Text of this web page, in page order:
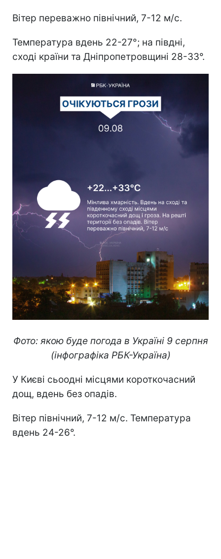
Вітер переважно північний, 7-12 м/с.
Температура вдень 22-27°; на півдні,
сході країни та Дніпропетровщині 28-33°.
Фото: якою буде погода в Україні 9 серпня
(інфографіка РБК-Україна)
У Києві сьоодні місцями короткочасний
дощ, вдень без опадів.
Вітер північний, 7-12 м/с. Температура
вдень 24-26°.